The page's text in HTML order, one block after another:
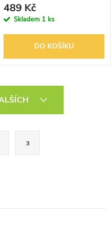
489 Kč
Skladem 1 ks
DO KOŠÍKU
3